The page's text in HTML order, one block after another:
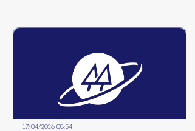
17/04/2026 08:54